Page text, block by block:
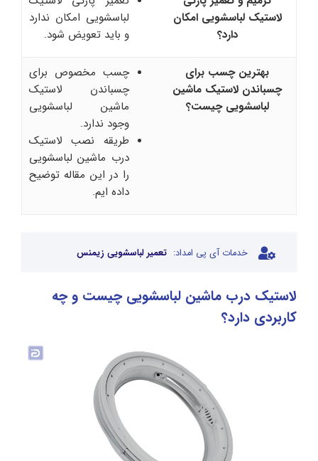
لاستیک لباسشویی امکان
دارد؟
لباسشویی امکان ندارد
و باید تعویض شود.
بهترین چسب برای
چسباندن لاستیک ماشین
لباسشویی چیست؟
چسب مخصوص برای
چسباندن لاستیک
ماشین لباسشویی
وجود ندارد.
طریقه نصب لاستیک
درب ماشین لباسشویی
را در این مقاله توضیح
داده ایم.
خدمات آی پی امداد: تعمیر لباسشویی زیمنس
لاستیک درب ماشین لباسشویی چیست و چه
کاربردی دارد؟